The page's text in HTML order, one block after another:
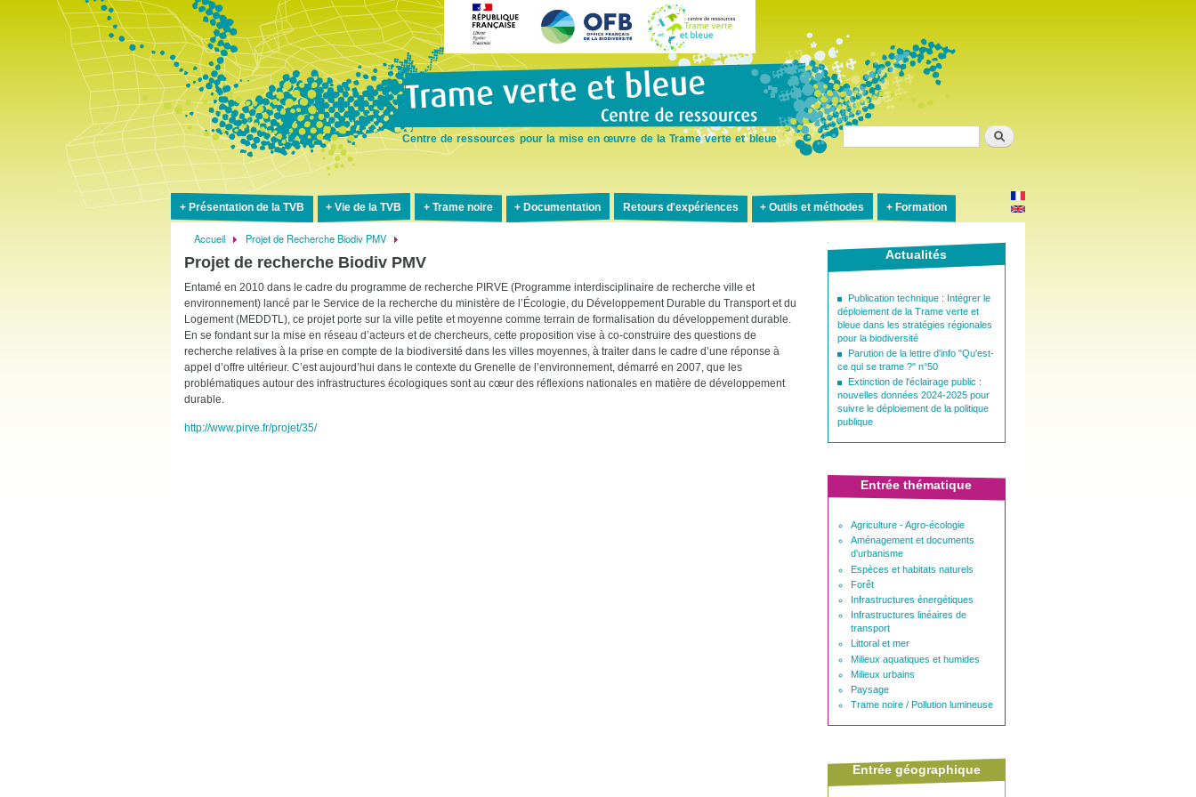
au
contenu
Centre de ressources pour la mise en œuvre de la Trame verte et bleue
Présentation de la TVB Vie de la TVB Trame noire Documentation Retours d'expériences Outils et méthodes Formation
Fil
d'Ariane
Accueil Projet de Recherche Biodiv PMV
Projet de recherche Biodiv PMV
Entamé en 2010 dans le cadre du programme de recherche PIRVE (Programme interdisciplinaire de recherche ville et
environnement) lancé par le Service de la recherche du ministère de l’Écologie, du Développement Durable du Transport et du
Logement (MEDDTL), ce projet porte sur la ville petite et moyenne comme terrain de formalisation du développement durable.
En se fondant sur la mise en réseau d’acteurs et de chercheurs, cette proposition vise à co-construire des questions de
recherche relatives à la prise en compte de la biodiversité dans les villes moyennes, à traiter dans le cadre d’une réponse à
appel d’offre ultérieur. C’est aujourd’hui dans le contexte du Grenelle de l’environnement, démarré en 2007, que les
problématiques autour des infrastructures écologiques sont au cœur des réflexions nationales en matière de développement
durable.
http://www.pirve.fr/projet/35/
Actualités
Publication technique : Intégrer le
déploiement de la Trame verte et
bleue dans les stratégies régionales
pour la biodiversité
Parution de la lettre d'info "Qu'est-
ce qui se trame ?" n°50
Extinction de l'éclairage public :
nouvelles données 2024-2025 pour
suivre le déploiement de la politique
publique
Entrée thématique
Agriculture - Agro-écologie
Aménagement et documents
d'urbanisme
Espèces et habitats naturels
Forêt
Infrastructures énergétiques
Infrastructures linéaires de
transport
Littoral et mer
Milieux aquatiques et humides
Milieux urbains
Paysage
Trame noire / Pollution lumineuse
Entrée géographique